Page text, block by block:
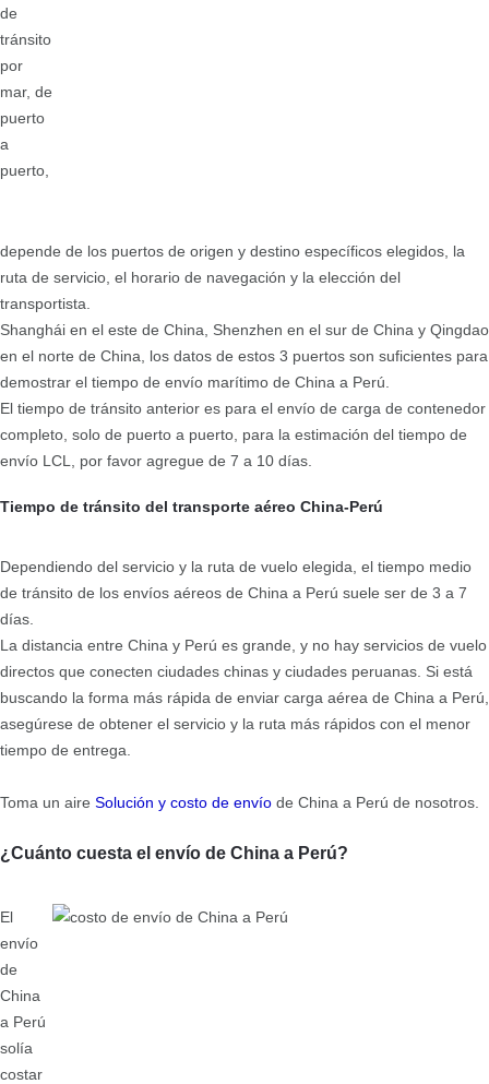
de
tránsito
por
mar, de
puerto
a
puerto,
depende de los puertos de origen y destino específicos elegidos, la
ruta de servicio, el horario de navegación y la elección del
transportista.
Shanghái en el este de China, Shenzhen en el sur de China y Qingdao
en el norte de China, los datos de estos 3 puertos son suficientes para
demostrar el tiempo de envío marítimo de China a Perú.
El tiempo de tránsito anterior es para el envío de carga de contenedor
completo, solo de puerto a puerto, para la estimación del tiempo de
envío LCL, por favor agregue de 7 a 10 días.
Tiempo de tránsito del transporte aéreo China-Perú
Dependiendo del servicio y la ruta de vuelo elegida, el tiempo medio
de tránsito de los envíos aéreos de China a Perú suele ser de 3 a 7
días.
La distancia entre China y Perú es grande, y no hay servicios de vuelo
directos que conecten ciudades chinas y ciudades peruanas. Si está
buscando la forma más rápida de enviar carga aérea de China a Perú,
asegúrese de obtener el servicio y la ruta más rápidos con el menor
tiempo de entrega.
Toma un aire Solución y costo de envío de China a Perú de nosotros.
¿Cuánto cuesta el envío de China a Perú?
El
envío
de
China
a Perú
solía
costar